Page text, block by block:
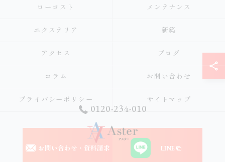
0120-234-010
お問い合わせ・資料請求 LINE
ローコスト メンテナンス
エクステリア 新築
アクセス ブログ
コラム お問い合わせ
プライバシーポリシー サイトマップ
© 2026 大阪の注文住宅なら株式会社アスター ALL RIGHTS RESERVED.